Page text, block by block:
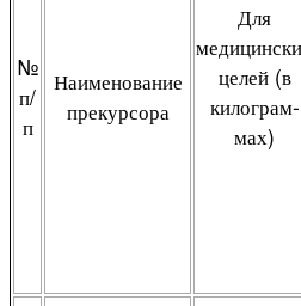
№
п/
п
Наименование
прекурсора
Для
целей (в
килограм-
мах)